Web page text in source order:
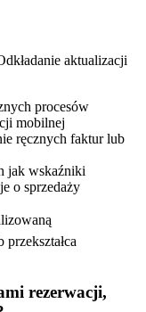
aktualizacji
procesów
mobilnej
ręcznych faktur lub
jak wskaźniki
o sprzedaży
rezerwacji,